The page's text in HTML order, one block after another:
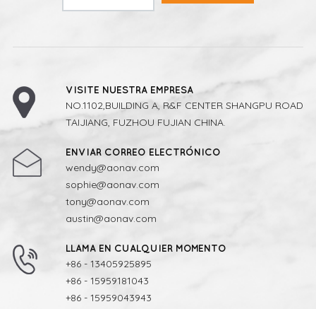
VISITE NUESTRA EMPRESA
NO.1102,BUILDING A, R&F CENTER SHANGPU ROAD
TAIJIANG, FUZHOU FUJIAN CHINA.
ENVIAR CORREO ELECTRÓNICO
wendy@aonav.com
sophie@aonav.com
tony@aonav.com
austin@aonav.com
LLAMA EN CUALQUIER MOMENTO
+86 - 13405925895
+86 - 15959181043
+86 - 15959043943